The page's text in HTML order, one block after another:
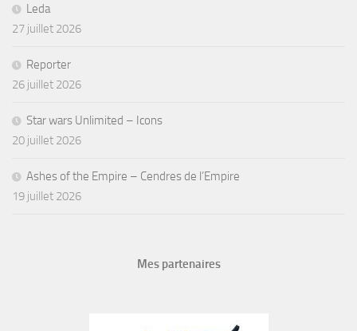
Leda
27 juillet 2026
Reporter
26 juillet 2026
Star wars Unlimited – Icons
20 juillet 2026
Ashes of the Empire – Cendres de l’Empire
19 juillet 2026
Mes partenaires